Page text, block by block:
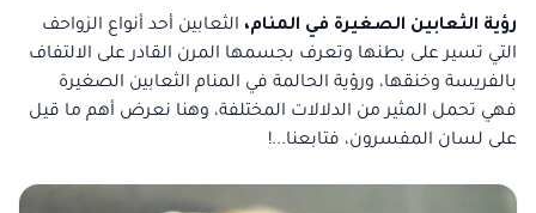
رؤية الثعابين الصغيرة في المنام، الثعابين أحد أنواع الزواحف
التي تسير على بطنها وتعرف بجسمها المرن القادر على الالتفاف
بالفريسة وخنقها، ورؤية الحالمة في المنام الثعابين الصغيرة
فهي تحمل المثير من الدلالات المختلفة، وهنا نعرض أهم ما قيل
على لسان المفسرون، فتابعنا...!